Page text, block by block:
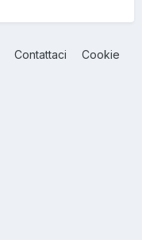
Contattaci Cookie